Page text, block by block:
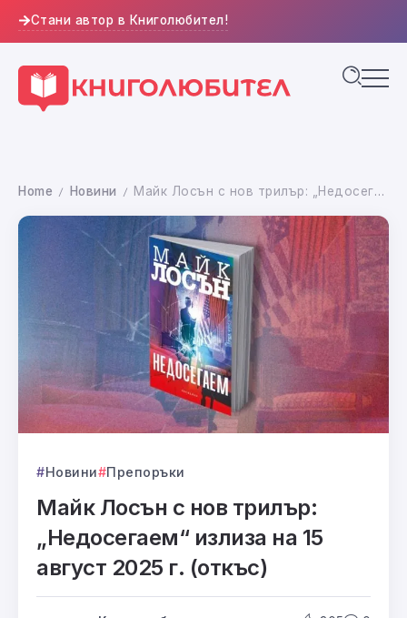
Стани автор в Книголюбител!
Home / Новини / Майк Лосън с нов трилър: „Недосегаем“ излиза на 15 август 2025 г. (откъс)
Новини Препоръки
Майк Лосън с нов трилър:
„Недосегаем“ излиза на 15
август 2025 г. (откъс)